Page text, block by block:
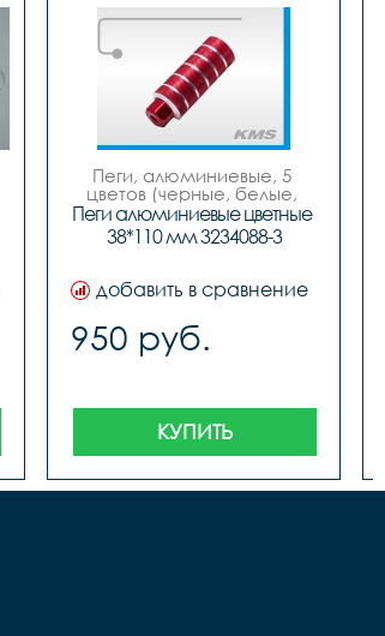
Пеги, алюминиевые, 5
цветов (черные, белые,
синие, красные, зеленые),
размер 38мм х 110мм.
Пеги алюминиевые цветные
38*110 мм 3234088-3
добавить в сравнение
950 руб.
КУПИТЬ